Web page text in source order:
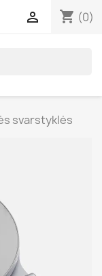
shopping_cart (0)

svarstyklės